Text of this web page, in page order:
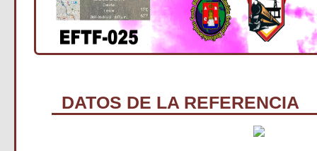
DATOS DE LA REFERENCIA